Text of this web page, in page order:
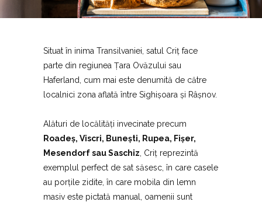
Situat în inima Transilvaniei, satul Criț face
parte din regiunea Țara Ovăzului sau
Haferland, cum mai este denumită de către
localnici zona aflată între Sighișoara și Râșnov.
Alături de locălități invecinate precum
Roadeș, Viscri, Bunești, Rupea, Fișer,
Mesendorf sau Saschiz , Criț reprezintă
exemplul perfect de sat săsesc, în care casele
au porțile zidite, în care mobila din lemn
masiv este pictată manual, oamenii sunt